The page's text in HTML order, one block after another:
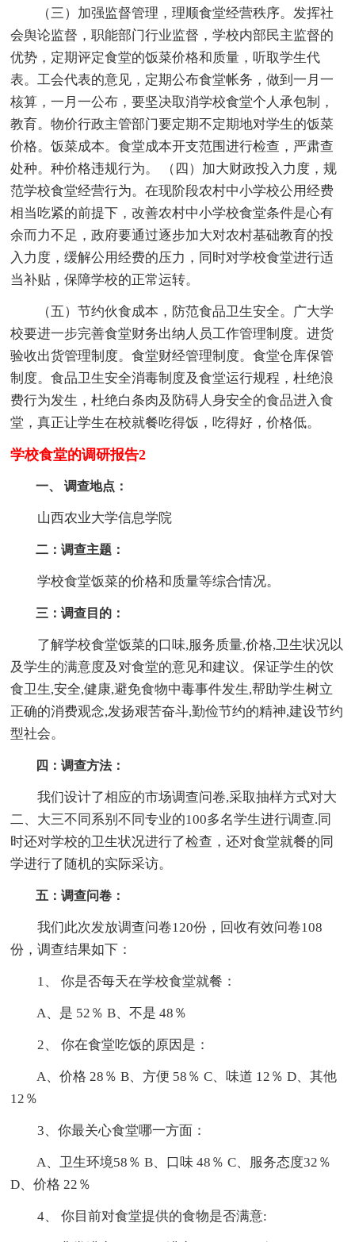
（三）加强监督管理，理顺食堂经营秩序。发挥社
会舆论监督，职能部门行业监督，学校内部民主监督的
优势，定期评定食堂的饭菜价格和质量，听取学生代
表。工会代表的意见，定期公布食堂帐务，做到一月一
核算，一月一公布，要坚决取消学校食堂个人承包制，
教育。物价行政主管部门要定期不定期地对学生的饭菜
价格。饭菜成本。食堂成本开支范围进行检查，严肃查
处种。种价格违规行为。 （四）加大财政投入力度，规
范学校食堂经营行为。在现阶段农村中小学校公用经费
相当吃紧的前提下，改善农村中小学校食堂条件是心有
余而力不足，政府要通过逐步加大对农村基础教育的投
入力度，缓解公用经费的压力，同时对学校食堂进行适
当补贴，保障学校的正常运转。
（五）节约伙食成本，防范食品卫生安全。广大学
校要进一步完善食堂财务出纳人员工作管理制度。进货
验收出货管理制度。食堂财经管理制度。食堂仓库保管
制度。食品卫生安全消毒制度及食堂运行规程，杜绝浪
费行为发生，杜绝白条肉及防碍人身安全的食品进入食
堂，真正让学生在校就餐吃得饭，吃得好，价格低。
学校食堂的调研报告2
一、 调查地点：
山西农业大学信息学院
二：调查主题：
学校食堂饭菜的价格和质量等综合情况。
三：调查目的：
了解学校食堂饭菜的口味,服务质量,价格,卫生状况以
及学生的满意度及对食堂的意见和建议。保证学生的饮
食卫生,安全,健康,避免食物中毒事件发生,帮助学生树立
正确的消费观念,发扬艰苦奋斗,勤俭节约的精神,建设节约
型社会。
四：调查方法：
我们设计了相应的市场调查问卷,采取抽样方式对大
二、大三不同系别不同专业的100多名学生进行调查.同
时还对学校的卫生状况进行了检查，还对食堂就餐的同
学进行了随机的实际采访。
五：调查问卷：
我们此次发放调查问卷120份，回收有效问卷108
份，调查结果如下：
1、 你是否每天在学校食堂就餐：
A、是 52％ B、不是 48％
2、 你在食堂吃饭的原因是：
A、价格 28％ B、方便 58％ C、味道 12％ D、其他
12％
3、你最关心食堂哪一方面：
A、卫生环境58％ B、口味 48％ C、服务态度32％
D、价格 22％
4、 你目前对食堂提供的食物是否满意: